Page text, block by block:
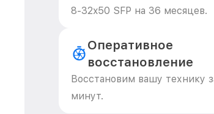
8-32x50 SFP на 36 месяцев.
Оперативное
восстановление
Восстановим вашу технику
минут.